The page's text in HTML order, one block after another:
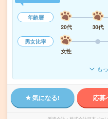
年齢層
20代
30代
男女比率
女性
も
気になる! 応募